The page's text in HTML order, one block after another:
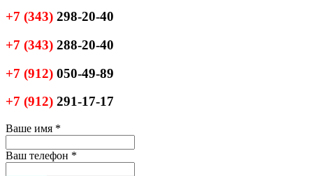
+7 (343) 298-20-40
+7 (343) 288-20-40
+7 (912) 050-49-89
+7 (912) 291-17-17
Ваше имя *
Ваш телефон *